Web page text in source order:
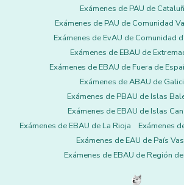
Exámenes de PAU de
Exámenes de PAU de Comunidad
Exámenes de EvAU de Comunidad
Exámenes de EBAU de
Exámenes de EBAU de Fuera de
Exámenes de ABAU de
Exámenes de PBAU de Islas
Exámenes de EBAU de Islas
Exámenes de EBAU de La Rioja
Exámenes
Exámenes de EAU de País
Exámenes de EBAU de Región